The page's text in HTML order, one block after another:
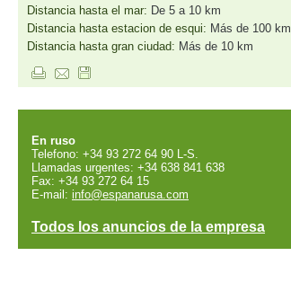
Distancia hasta el mar: De 5 a 10 km
Distancia hasta estacion de esqui: Más de 100 km
Distancia hasta gran ciudad: Más de 10 km
En ruso
Telefono: +34 93 272 64 90 L-S.
Llamadas urgentes: +34 638 841 638
Fax: +34 93 272 64 15
E-mail: info@espanarusa.com
Todos los anuncios de la empresa